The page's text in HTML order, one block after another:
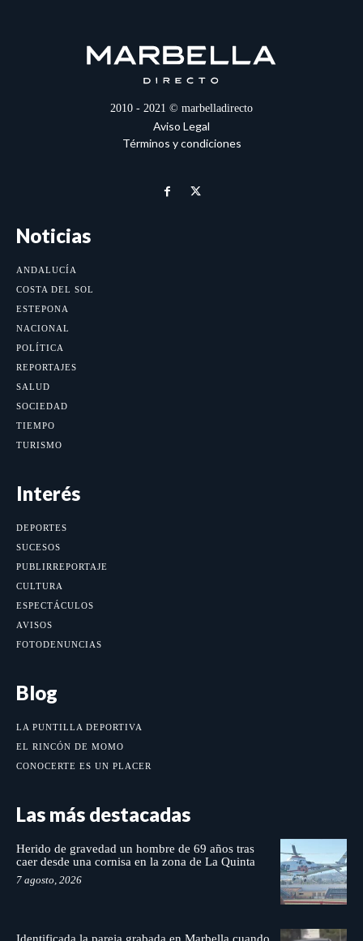
2010 - 2021 © marbelladirecto
Aviso Legal
Términos y condiciones
Noticias
ANDALUCÍA
COSTA DEL SOL
ESTEPONA
NACIONAL
POLÍTICA
REPORTAJES
SALUD
SOCIEDAD
TIEMPO
TURISMO
Interés
DEPORTES
SUCESOS
PUBLIRREPORTAJE
CULTURA
ESPECTÁCULOS
AVISOS
FOTODENUNCIAS
Blog
LA PUNTILLA DEPORTIVA
EL RINCÓN DE MOMO
CONOCERTE ES UN PLACER
Las más destacadas
Herido de gravedad un hombre de 69 años tras
caer desde una cornisa en la zona de La Quinta
7 agosto, 2026